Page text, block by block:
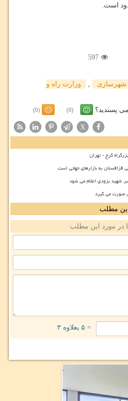
است.
597
شهرسازی ,
وزارت راه و
پسندید؟ (0)
(0)
X
کرج - تهران
قزاقستان به بازارهای جهانی است
شهید بزودی اعلام می شود
صورت می گیرد
این مطلب
در مورد این مطلب
= ۵ بعلاوه ۳